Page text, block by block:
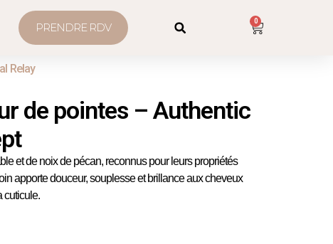
PRENDRE RDV 0
Relay
de pointes – Authentic
et de noix de pécan, reconnus pour leurs propriétés
apporte douceur, souplesse et brillance aux cheveux
cuticule.